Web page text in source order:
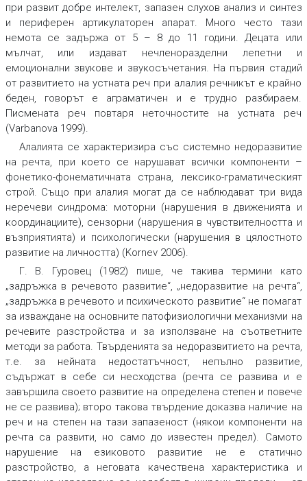
при развит добре интелект, запазен слухов анализ и синтез
и периферен артикулаторен апарат. Много често тази
немота се задържа от 5 – 8 до 11 години. Децата или
мълчат, или издават нечленоразделни лепетни и
емоционални звукове и звукосъчетания. На първия стадий
от развитието на устната реч при алалия речникът е крайно
беден, говорът е аграматичен и е трудно разбираем.
Писмената реч повтаря неточностите на устната реч
(Varbanova 1999).
Алалията се характеризира със системно недоразвитие
на речта, при което се нарушават всички компоненти –
фонетико-фонематичната страна, лексико-граматическият
строй. Също при алалия могат да се наблюдават три вида
неречеви синдрома: моторни (нарушения в движенията и
координациите), сензорни (нарушения в чувствителността и
възприятията) и психологически (нарушения в цялостното
развитие на личността) (Kornev 2006).
Г. В. Гуровец (1982) пише, че такива термини като
„задръжка в речевото развитие“, „недоразвитие на речта“,
„задръжка в речевото и психическото развитие“ не помагат
за изваждане на основните патофизиологични механизми на
речевите разстройства и за използване на съответните
методи за работа. Твърденията за недоразвитието на речта,
т.е. за нейната недостатъчност, непълно развитие,
съдържат в себе си несходства (речта се развива и е
завършила своето развитие на определена степен и повече
не се развива); второ такова твърдение доказва наличие на
реч и на степен на тази запазеност (някои компоненти на
речта са развити, но само до известен предел). Самото
нарушение на езиковото развитие не е статично
разстройство, а неговата качествена характеристика и